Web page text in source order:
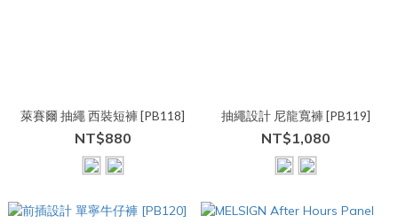
萊賽爾 抽繩 西裝短褲 [PB118]
NT$880
抽繩設計 尼龍寬褲 [PB119]
NT$1,080